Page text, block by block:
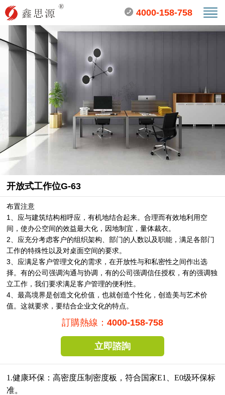
4000-158-758
开放式工作位G-63
布置注意
1、应与建筑结构相呼应，有机地结合起来。合理而有效地利用空
间，使办公空间的效益最大化，因地制宜，量体裁衣。
2、应充分考虑客户的组织架构、部门的人数以及职能，满足各部门
工作的特殊性以及对桌面空间的要求。
3、应满足客户管理文化的需求，在开放性与和私密性之间作出选
择。有的公司强调沟通与协调，有的公司强调信任授权，有的强调独
立工作，我们要求满足客户管理的便利性。
4、最高境界是创造文化价值，也就创造个性化，创造美与艺术价
值。这就要求，要结合企业文化的特点。
訂購熱線： 4000-158-758
立即諮詢
1.健康环保：高密度压制密度板，符合国家E1、E0级环保标
准。